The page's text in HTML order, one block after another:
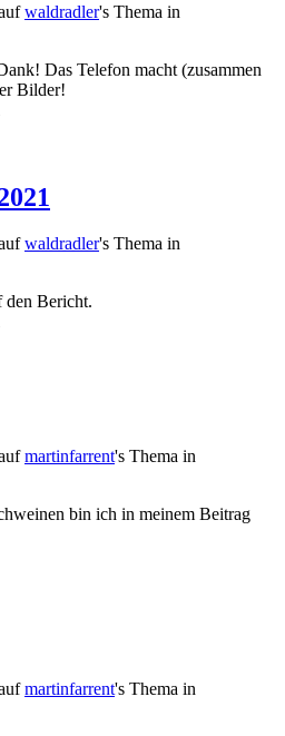
waldradler's Thema in
Das Telefon macht (zusammen
Bilder!
waldradler's Thema in
den Bericht.
martinfarrent's Thema in
bin ich in meinem Beitrag
martinfarrent's Thema in